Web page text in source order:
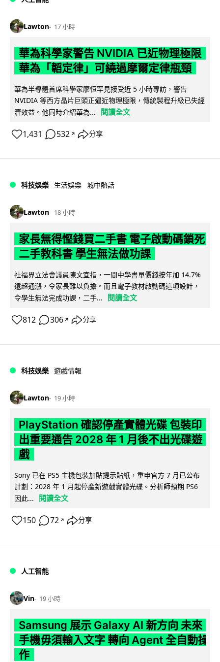
Lawton 17 小時
華為科學家警告 NVIDIA 已近物理極限
華為「韜定律」可繞過摩爾定律瓶頸
華為半導體首席科學家廖恒罕見接受近 5 小時專訪，警告
NVIDIA 等西方晶片巨頭正逼近物理極限，傳統製程升級已失經
濟效益。他同時介紹華為...
閱讀全文
1,431 532 ↗ 分享
科技娛樂 生活娛樂 城中熱話
Lawton 18 小時
家長無得慳錢買二手書 電子啟動碼鎖死
二手教科書 學生無法做功課
社福界立法會議員陳文宜指，一間中學書單價錢按年加 14.7%
遠超通漲，令家長難以負擔。而且電子教材啟動碼這項設計，
令學生無法完成功課，二手...
閱讀全文
812 306 ↗ 分享
科技娛樂 遊戲情報
Lawton 19 小時
PlayStation 確認停產實體光碟 包裝印
出重要通告 2028 年 1 月後不出光碟遊
戲
Sony 已在 PS5 主機包裝加貼提示貼紙，重申官方 7 月已公布
計劃：2028 年 1 月起停產新遊戲實體光碟。分析師預期 PS6
因此...
閱讀全文
150 72 ↗ 分享
人工智能
Vin 19 小時
Samsung 展示 Galaxy AI 新方向 未來
手機毋須輸入文字 轉向 Agent 全自動操
作